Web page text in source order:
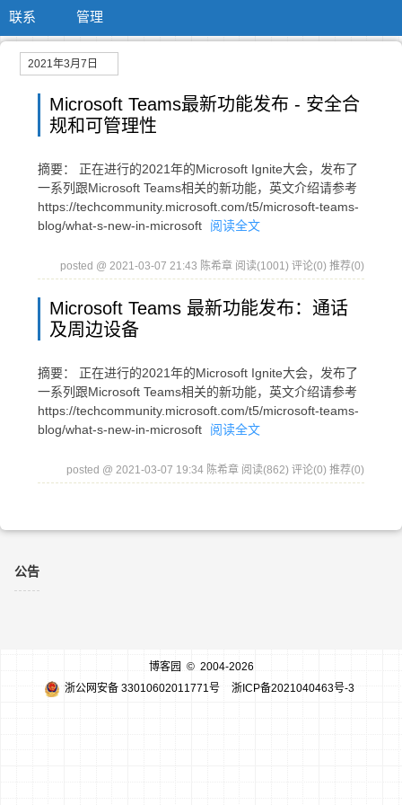
联系 管理
2021年3月7日
Microsoft Teams最新功能发布 - 安全合
规和可管理性
摘要： 正在进行的2021年的Microsoft Ignite大会，发布了
一系列跟Microsoft Teams相关的新功能，英文介绍请参考
https://techcommunity.microsoft.com/t5/microsoft-teams-
blog/what-s-new-in-microsoft
阅读全文
posted @ 2021-03-07 21:43 陈希章 阅读(1001) 评论(0) 推荐(0)
Microsoft Teams 最新功能发布：通话
及周边设备
摘要： 正在进行的2021年的Microsoft Ignite大会，发布了
一系列跟Microsoft Teams相关的新功能，英文介绍请参考
https://techcommunity.microsoft.com/t5/microsoft-teams-
blog/what-s-new-in-microsoft
阅读全文
posted @ 2021-03-07 19:34 陈希章 阅读(862) 评论(0) 推荐(0)
公告
博客园 © 2004-2026
浙公网安备 33010602011771号
浙ICP备2021040463号-3